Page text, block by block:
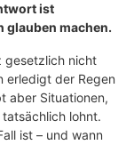
ist
glauben machen.
gesetzlich nicht
erledigt der Regen
aber Situationen,
lohnt.
ist – und wann